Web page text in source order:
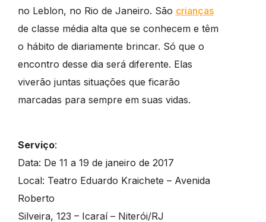
no Leblon, no Rio de Janeiro. São crianças
de classe média alta que se conhecem e têm
o hábito de diariamente brincar. Só que o
encontro desse dia será diferente. Elas
viverão juntas situações que ficarão
marcadas para sempre em suas vidas.
Serviço:
Data: De 11 a 19 de janeiro de 2017
Local: Teatro Eduardo Kraichete – Avenida
Roberto
Silveira, 123 – Icaraí – Niterói/RJ